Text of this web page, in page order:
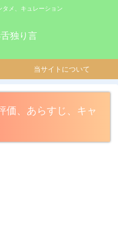
タメ、キュレーション
独り言
当サイトについて
価、あらすじ、キャ